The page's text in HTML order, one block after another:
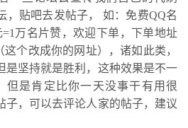
，贴吧去发帖子， 如：免费QQ名
万名片赞，欢迎下单，下单地址
个改成你的网址），诸如此类，
是坚持就是胜利，这种效果是不一
但是肯定比你一天没事干有用很
子，可以去评论人家的帖子，建议